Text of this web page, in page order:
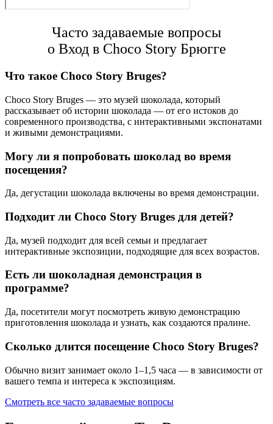
Часто задаваемые вопросы
о Вход в Choco Story Брюгге
Что такое Choco Story Bruges?
Choco Story Bruges — это музей шоколада, который
рассказывает об истории шоколада — от его истоков до
современного производства, с интерактивными экспонатами
и живыми демонстрациями.
Могу ли я попробовать шоколад во время
посещения?
Да, дегустации шоколада включены во время демонстрации.
Подходит ли Choco Story Bruges для детей?
Да, музей подходит для всей семьи и предлагает
интерактивные экспозиции, подходящие для всех возрастов.
Есть ли шоколадная демонстрация в
программе?
Да, посетители могут посмотреть живую демонстрацию
приготовления шоколада и узнать, как создаются пралине.
Сколько длится посещение Choco Story Bruges?
Обычно визит занимает около 1–1,5 часа — в зависимости от
вашего темпа и интереса к экспозициям.
Смотреть все часто задаваемые вопросы